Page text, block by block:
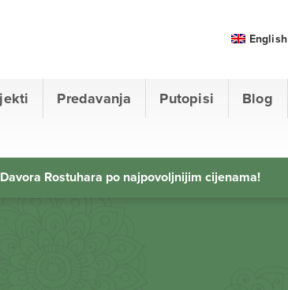
Predavanja Putopisi Blog
English
Rostuhara po najpovoljnijim cijenama!